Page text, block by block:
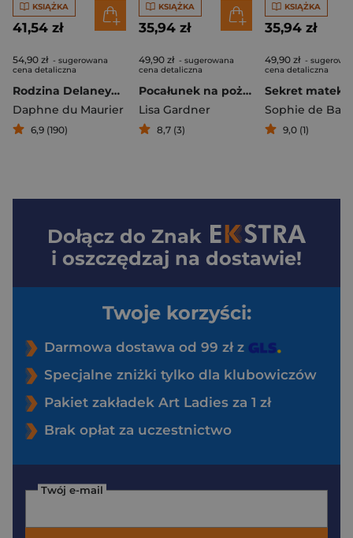
KSIĄŻKA
41,54 zł
54,90 zł - sugerowana
cena detaliczna
Rodzina Delaneyów
Daphne du Maurier
6,9 (190)
KSIĄŻKA
35,94 zł
49,90 zł - sugerowana
cena detaliczna
Pocałunek na pożegnanie. Cykl z Frankie Elkin. Tom 4
Lisa Gardner
8,7 (3)
KSIĄŻKA
35,94 zł
49,90 zł -
cena detaliczna
Sekret matek
Sophie de
9,0 (1)
Dołącz do Znak
i oszczędzaj na dostawie!
Twoje korzyści:
Darmowa dostawa od 99 zł z
Specjalne zniżki tylko dla klubowiczów
Pakiet zakładek Art Ladies za 1 zł
Brak opłat za uczestnictwo
Twój e-mail